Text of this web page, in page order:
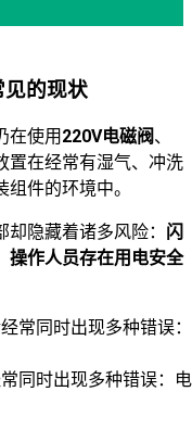
见的现状
在使用 220V电磁阀、
置在经常有湿气、冲洗
件的环境中。
隐藏着诸多风险： 闪
操作人员存在用电安全
同时出现多种错误：